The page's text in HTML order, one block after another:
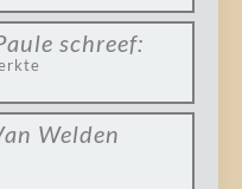
schreef:
Welden